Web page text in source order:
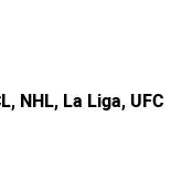
NHL, La Liga, UFC